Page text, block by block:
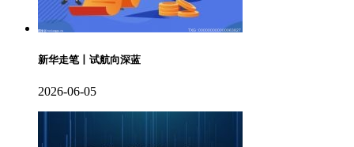
新华走笔丨试航向深蓝
2026-06-05